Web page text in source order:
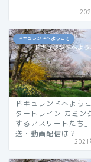
ドキュランドへようこそ
ドキュランドへよう
タートライン カミン
するアスリートたち
送・動画配信は？
2021